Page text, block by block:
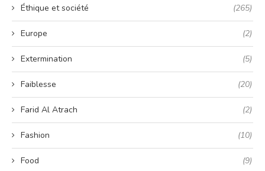
Éthique et société (265)
Europe (2)
Extermination (5)
Faiblesse (20)
Farid Al Atrach (2)
Fashion (10)
Food (9)